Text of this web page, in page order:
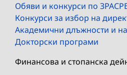
Обяви и конкурси по
Конкурси за избор на
Академични длъжности и
Докторски програми
Финансова и стопанска